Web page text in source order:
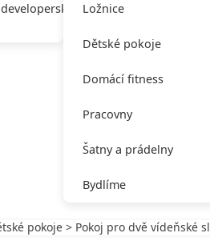
Ložnice
Dětské pokoje
Domácí fitness
Pracovny
Šatny a prádelny
Bydlíme
pokoje > Pokoj pro dvě vídeňské